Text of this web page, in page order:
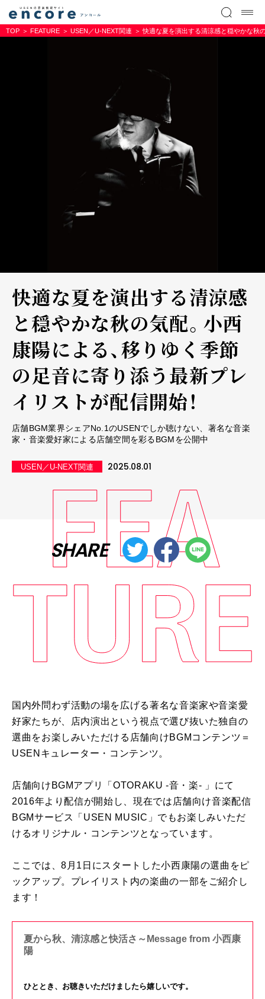
TOP FEATURE USEN／U-NEXT関連 快適な夏を演出する清涼感と穏やかな秋
快適な夏を演出する清涼感
と穏やかな秋の気配。小西
康陽による、移りゆく季節
の足音に寄り添う最新プレ
イリストが配信開始！
店舗BGM業界シェアNo.1のUSENでしか聴けない、著名な音楽
家・音楽愛好家による店舗空間を彩るBGMを公開中
USEN／U-NEXT関連 2025.08.01
SHARE
国内外問わず活動の場を広げる著名な音楽家や音楽愛
好家たちが、店内演出という視点で選び抜いた独自の
選曲をお楽しみいただける店舗向けBGMコンテンツ＝
USENキュレーター・コンテンツ。
店舗向けBGMアプリ「OTORAKU -音・楽- 」にて
2016年より配信が開始し、現在では店舗向け音楽配信
BGMサービス「USEN MUSIC」でもお楽しみいただ
けるオリジナル・コンテンツとなっています。
ここでは、8月1日にスタートした小西康陽の選曲をピ
ックアップ。プレイリスト内の楽曲の一部をご紹介し
ます！
夏から秋、清涼感と快活さ～Message from 小西康
陽
ひととき、お聴きいただけましたら嬉しいです。